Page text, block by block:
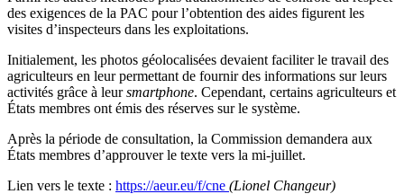
des exigences de la PAC pour l’obtention des aides figurent les
visites d’inspecteurs dans les exploitations.
Initialement, les photos géolocalisées devaient faciliter le travail des
agriculteurs en leur permettant de fournir des informations sur leurs
activités grâce à leursmartphone. Cependant, certains agriculteurs et
États membres ont émis des réserves sur le système.
Après la période de consultation, la Commission demandera aux
États membres d’approuver le texte vers la mi-juillet.
Lien vers le texte : https://aeur.eu/f/cne (Lionel Changeur)